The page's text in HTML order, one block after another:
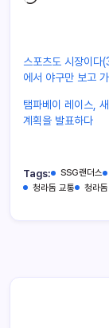
스포츠도 시장이다
에서 야구만 보고
탬파베이 레이스,
계획을 발표하다
Tags: SSG랜더스
청라돔 교통
청라